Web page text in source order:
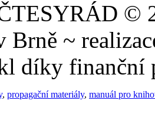
©
Brně ~
díky finanční
, propagační materiály, manuál pro